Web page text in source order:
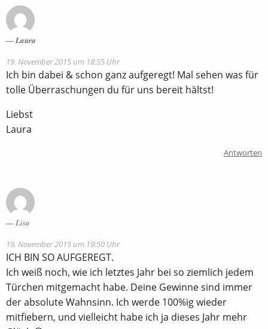
Laura
19. November 2015 um 18:55 Uhr
Ich bin dabei & schon ganz aufgeregt! Mal sehen was für
tolle Überraschungen du für uns bereit hältst!
Liebst
Laura
Antworten
Lisa
19. November 2015 um 19:50 Uhr
ICH BIN SO AUFGEREGT.
Ich weiß noch, wie ich letztes Jahr bei so ziemlich jedem
Türchen mitgemacht habe. Deine Gewinne sind immer
der absolute Wahnsinn. Ich werde 100%ig wieder
mitfiebern, und vielleicht habe ich ja dieses Jahr mehr